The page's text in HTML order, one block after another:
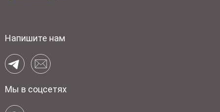
Напишите нам
Мы в соцсетях